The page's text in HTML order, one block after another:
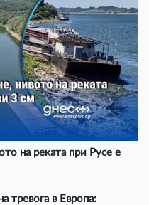
на реката при Русе е
тревога в Европа: